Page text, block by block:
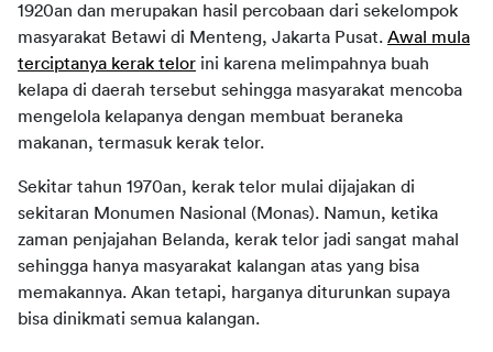
1920an dan merupakan hasil percobaan dari sekelompok
masyarakat Betawi di Menteng, Jakarta Pusat. Awal mula
terciptanya kerak telor ini karena melimpahnya buah
kelapa di daerah tersebut sehingga masyarakat mencoba
mengelola kelapanya dengan membuat beraneka
makanan, termasuk kerak telor.
Sekitar tahun 1970an, kerak telor mulai dijajakan di
sekitaran Monumen Nasional (Monas). Namun, ketika
zaman penjajahan Belanda, kerak telor jadi sangat mahal
sehingga hanya masyarakat kalangan atas yang bisa
memakannya. Akan tetapi, harganya diturunkan supaya
bisa dinikmati semua kalangan.